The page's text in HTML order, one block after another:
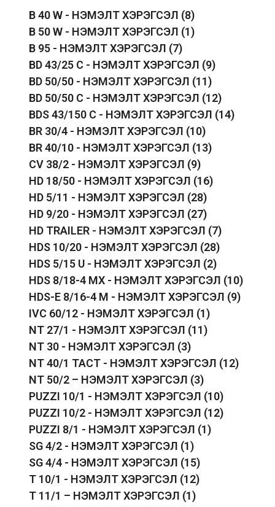
B 40 W - НЭМЭЛТ ХЭРЭГСЭЛ (8)
B 50 W - НЭМЭЛТ ХЭРЭГСЭЛ (1)
B 95 - НЭМЭЛТ ХЭРЭГСЭЛ (7)
BD 43/25 C - НЭМЭЛТ ХЭРЭГСЭЛ (9)
BD 50/50 - НЭМЭЛТ ХЭРЭГСЭЛ (11)
BD 50/50 C - НЭМЭЛТ ХЭРЭГСЭЛ (12)
BDS 43/150 C - НЭМЭЛТ ХЭРЭГСЭЛ (14)
BR 30/4 - НЭМЭЛТ ХЭРЭГСЭЛ (10)
BR 40/10 - НЭМЭЛТ ХЭРЭГСЭЛ (13)
CV 38/2 - НЭМЭЛТ ХЭРЭГСЭЛ (9)
HD 18/50 - НЭМЭЛТ ХЭРЭГСЭЛ (16)
HD 5/11 - НЭМЭЛТ ХЭРЭГСЭЛ (28)
HD 9/20 - НЭМЭЛТ ХЭРЭГСЭЛ (27)
HD TRAILER - НЭМЭЛТ ХЭРЭГСЭЛ (7)
HDS 10/20 - НЭМЭЛТ ХЭРЭГСЭЛ (28)
HDS 5/15 U - НЭМЭЛТ ХЭРЭГСЭЛ (2)
HDS 8/18-4 MX - НЭМЭЛТ ХЭРЭГСЭЛ (10)
HDS-E 8/16-4 M - НЭМЭЛТ ХЭРЭГСЭЛ (9)
IVC 60/12 - НЭМЭЛТ ХЭРЭГСЭЛ (1)
NT 27/1 - НЭМЭЛТ ХЭРЭГСЭЛ (11)
NT 30 - НЭМЭЛТ ХЭРЭГСЭЛ (3)
NT 40/1 TACT - НЭМЭЛТ ХЭРЭГСЭЛ (12)
NT 50/2 – НЭМЭЛТ ХЭРЭГСЭЛ (3)
PUZZI 10/1 - НЭМЭЛТ ХЭРЭГСЭЛ (10)
PUZZI 10/2 - НЭМЭЛТ ХЭРЭГСЭЛ (12)
PUZZI 8/1 - НЭМЭЛТ ХЭРЭГСЭЛ (1)
SG 4/2 - НЭМЭЛТ ХЭРЭГСЭЛ (1)
SG 4/4 - НЭМЭЛТ ХЭРЭГСЭЛ (15)
T 10/1 - НЭМЭЛТ ХЭРЭГСЭЛ (12)
T 11/1 – НЭМЭЛТ ХЭРЭГСЭЛ (1)